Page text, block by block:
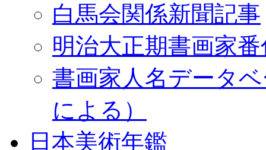
白馬会関係新聞記事
明治大正期書画家
書画家人名データ
による）
日本美術年鑑